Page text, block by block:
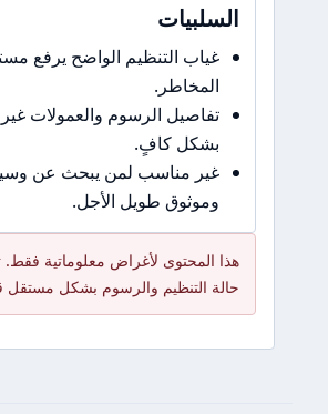
السلبيات
غياب التنظيم الواضح يرفع
المخاطر.
تفاصيل الرسوم والعمولات
بشكل كافٍ.
غير مناسب لمن يبحث عن
وموثوق طويل الأجل.
هذا المحتوى لأغراض معلوماتية
حالة التنظيم والرسوم بشكل مستقل